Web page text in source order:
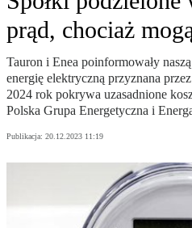
prąd, chociaż
Tauron i Enea poinformowały
energię elektryczną przyznana
2024 rok pokrywa uzasadnione
Polska Grupa Energetyczna i
Publikacja: 20.12.2023 11:19